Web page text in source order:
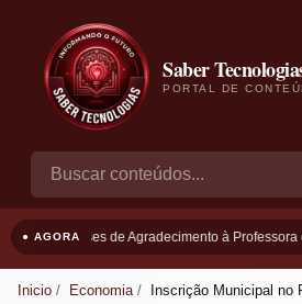
Saber
PORTAL DE
● AGORAFrases de Agradecimento à Professora
Inicio Economia Inscrição Municipal no